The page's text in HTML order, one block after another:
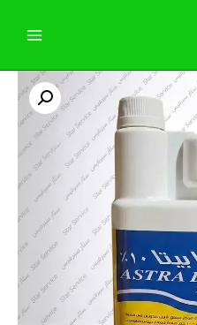
السعر
الحالي
485,00 EGP.